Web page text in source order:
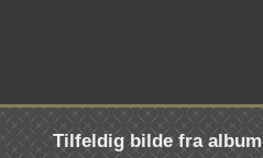
Tilfeldig bilde fra album